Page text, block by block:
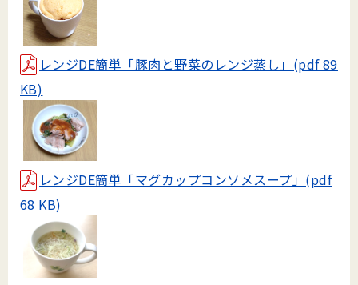
レンジDE簡単「豚肉と野菜のレンジ蒸し」(pdf 89
KB)
レンジDE簡単「マグカップコンソメスープ」(pdf
68 KB)